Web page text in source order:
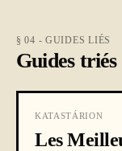
§ 04 - GUIDES LIÉS
Guides
KATASTÁRION
Les